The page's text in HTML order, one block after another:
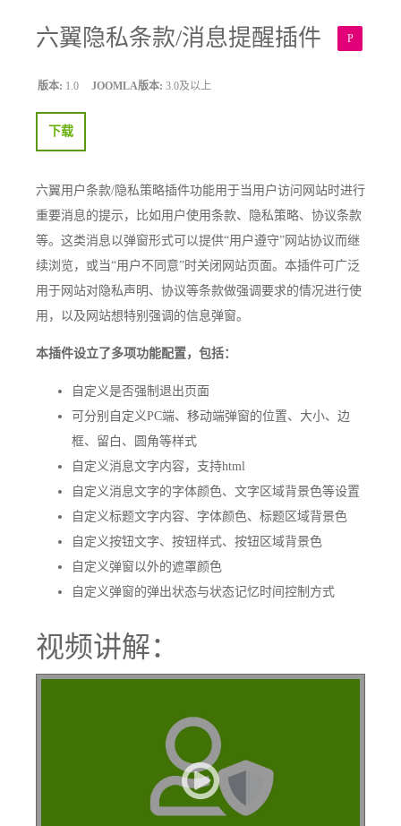
六翼隐私条款/消息提醒插件 P
版本: 1.0 JOOMLA版本: 3.0及以上
下载
六翼用户条款/隐私策略插件功能用于当用户访问网站时进行
重要消息的提示，比如用户使用条款、隐私策略、协议条款
等。这类消息以弹窗形式可以提供“用户遵守”网站协议而继
续浏览，或当“用户不同意”时关闭网站页面。本插件可广泛
用于网站对隐私声明、协议等条款做强调要求的情况进行使
用，以及网站想特别强调的信息弹窗。
本插件设立了多项功能配置，包括：
自定义是否强制退出页面
可分别自定义PC端、移动端弹窗的位置、大小、边
框、留白、圆角等样式
自定义消息文字内容，支持html
自定义消息文字的字体颜色、文字区域背景色等设置
自定义标题文字内容、字体颜色、标题区域背景色
自定义按钮文字、按钮样式、按钮区域背景色
自定义弹窗以外的遮罩颜色
自定义弹窗的弹出状态与状态记忆时间控制方式
视频讲解：
六翼隐私条款/消息提醒插件